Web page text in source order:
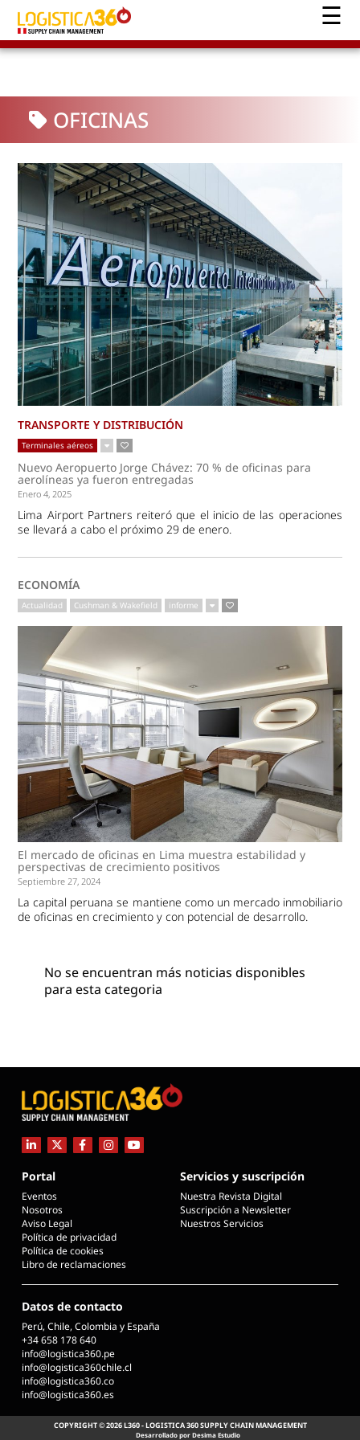
OFICINAS
TRANSPORTE Y DISTRIBUCIÓN
Terminales aéreos
Nuevo Aeropuerto Jorge Chávez: 70 % de oficinas para
aerolíneas ya fueron entregadas
Enero 4, 2025
Lima Airport Partners reiteró que el inicio de las operaciones
se llevará a cabo el próximo 29 de enero.
ECONOMÍA
Actualidad Cushman & Wakefield informe
El mercado de oficinas en Lima muestra estabilidad y
perspectivas de crecimiento positivos
Septiembre 27, 2024
La capital peruana se mantiene como un mercado inmobiliario
de oficinas en crecimiento y con potencial de desarrollo.
No se encuentran más noticias disponibles
para esta categoria
Portal
Eventos
Nosotros
Aviso Legal
Política de privacidad
Política de cookies
Libro de reclamaciones
Servicios y suscripción
Nuestra Revista Digital
Suscripción a Newsletter
Nuestros Servicios
Datos de contacto
Perú, Chile, Colombia y España
+34 658 178 640
info@logistica360.pe
info@logistica360chile.cl
info@logistica360.co
info@logistica360.es
COPYRIGHT © 2026 L360 - LOGISTICA 360 SUPPLY CHAIN MANAGEMENT
Desarrollado por Desima Estudio